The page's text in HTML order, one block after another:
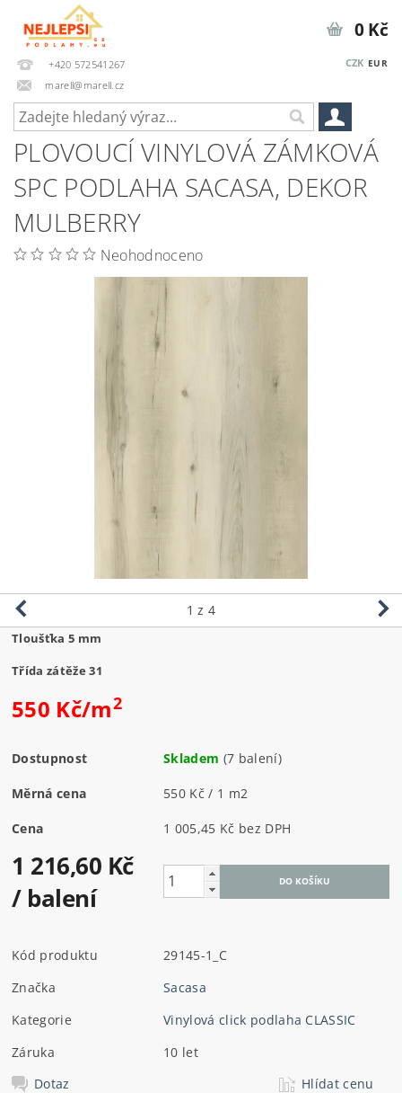
+420 572541267
marell@marell.cz
CZK EUR
0 Kč
PLOVOUCÍ VINYLOVÁ ZÁMKOVÁ
SPC PODLAHA SACASA, DEKOR
MULBERRY
Neohodnoceno
1 z 4
Tloušťka 5 mm
Třída zátěže 31
550 Kč/m2
Dostupnost Skladem (7 balení)
Měrná cena 550 Kč / 1 m2
Cena 1 005,45 Kč bez DPH
1 216,60 Kč
/ balení
Kód produktu
29145-1_C
Značka
Sacasa
Kategorie
Vinylová click podlaha CLASSIC
Záruka
10 let
Dotaz
Hlídat cenu